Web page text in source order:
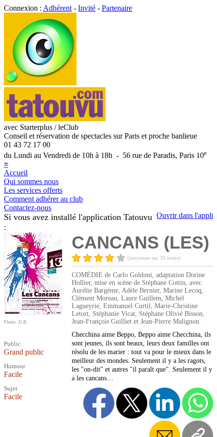
Connexion : Adhérent - Invité - Partenaire
avec Starterplus / leClub
Conseil et réservation de spectacles sur Paris et proche banlieue
01 43 72 17 00
du Lundi au Vendredi de 10h à 18h - 56 rue de Paradis, Paris 10e
≡
Accueil
Qui sommes nous
Les services offerts
Comment adhérer au club
Contactez-nous
Ouvrir dans l'appli
Si vous avez installé l'application Tatouvu
:
Photo: D.R.
Public
Grand public
Humour
Facile
Sujet
Facile
CANCANS (LES)
(moyenne sur 31 notes)
COMÉDIE de Carlo Goldoni, adaptation Dorine
Hollier, mise en scène de Stéphane Cottin, avec
Aurélie Bargème, Adèle Bernier, Marine Lecoq,
Clément Moreau, Laure Guillem, Michel
Lagueyrie, Emmanuel Curtil, Marie-Christine
Letort, Stéphanie Vicat, Stéphane Olivié Bisson,
Jean-François Guilliet et Jean-Pierre Malignon.
Checchina aime Beppo, Beppo aime Checchina, ils
sont jeunes, ils sont beaux, leurs deux familles ont
résolu de les marier : tout va pour le mieux dans le
meilleur des mondes. Seulement il y a les ragots,
les "on-dit" et autres "il paraît que". Seulement il y
a les cancans…